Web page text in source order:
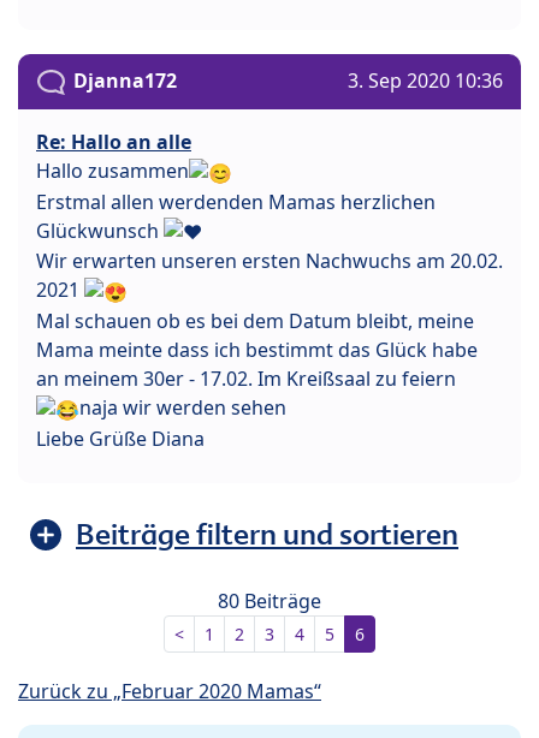
Djanna172 3. Sep 2020 10:36
Re: Hallo an alle
Hallo zusammen
Erstmal allen werdenden Mamas herzlichen
Glückwunsch
Wir erwarten unseren ersten Nachwuchs am 20.02.
2021
Mal schauen ob es bei dem Datum bleibt, meine
Mama meinte dass ich bestimmt das Glück habe
an meinem 30er - 17.02. Im Kreißsaal zu feiern
naja wir werden sehen
Liebe Grüße Diana
Beiträge filtern und sortieren
80 Beiträge
< 1 2 3 4 5 6
Zurück zu „Februar 2020 Mamas“